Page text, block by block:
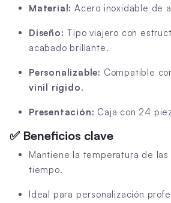
Material: Acero inoxidable de
Diseño: Tipo viajero con
acabado brillante.
Personalizable: Compatible
vinil rígido.
Presentación: Caja con 24
✅ Beneficios clave
Mantiene la temperatura de
tiempo.
Ideal para personalización